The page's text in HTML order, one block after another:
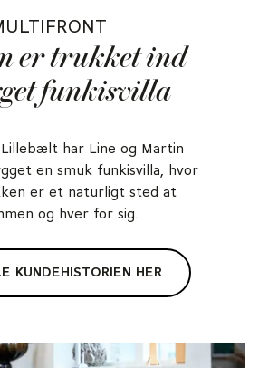
er trukket ind
funkisvilla
har Line og Martin
en smuk funkisvilla, hvor
er et naturligt sted at
og hver for sig.
KUNDEHISTORIEN HER